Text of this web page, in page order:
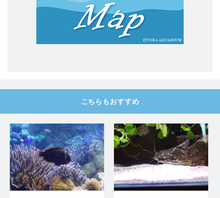
こちらもおすすめ